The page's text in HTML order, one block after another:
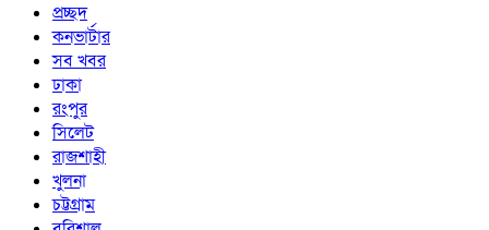
প্রচ্ছদ
কনভার্টার
সব খবর
ঢাকা
রংপুর
সিলেট
রাজশাহী
খুলনা
চট্টগ্রাম